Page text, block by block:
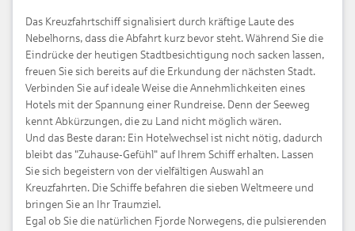
Das Kreuzfahrtschiff signalisiert durch kräftige Laute des
Nebelhorns, dass die Abfahrt kurz bevor steht. Während Sie die
Eindrücke der heutigen Stadtbesichtigung noch sacken lassen,
freuen Sie sich bereits auf die Erkundung der nächsten Stadt.
Verbinden Sie auf ideale Weise die Annehmlichkeiten eines
Hotels mit der Spannung einer Rundreise. Denn der Seeweg
kennt Abkürzungen, die zu Land nicht möglich wären.
Und das Beste daran: Ein Hotelwechsel ist nicht nötig, dadurch
bleibt das "Zuhause-Gefühl" auf Ihrem Schiff erhalten. Lassen
Sie sich begeistern von der vielfältigen Auswahl an
Kreuzfahrten. Die Schiffe befahren die sieben Weltmeere und
bringen Sie an Ihr Traumziel.
Egal ob Sie die natürlichen Fjorde Norwegens, die pulsierenden